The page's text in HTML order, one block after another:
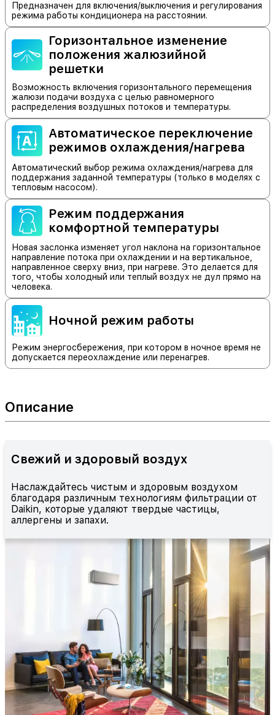
Предназначен для включения/выключения и регулирования
режима работы кондиционера на расстоянии.
Горизонтальное изменение
положения жалюзийной
решетки
Возможность включения горизонтального перемещения
жалюзи подачи воздуха с целью равномерного
распределения воздушных потоков и температуры.
Автоматическое переключение
режимов охлаждения/нагрева
Автоматический выбор режима охлаждения/нагрева для
поддержания заданной температуры (только в моделях с
тепловым насосом).
Режим поддержания
комфортной температуры
Новая заслонка изменяет угол наклона на горизонтальное
направление потока при охлаждении и на вертикальное,
направленное сверху вниз, при нагреве. Это делается для
того, чтобы холодный или теплый воздух не дул прямо на
человека.
Ночной режим работы
Режим энергосбережения, при котором в ночное время не
допускается переохлаждение или перенагрев.
Описание
Свежий и здоровый воздух
Наслаждайтесь чистым и здоровым воздухом
благодаря различным технологиям фильтрации от
Daikin, которые удаляют твердые частицы,
аллергены и запахи.